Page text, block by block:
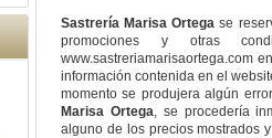
Sastrería Marisa Ortega se
promociones y otras
www.sastreriamarisaortega.com
información contenida en el
momento se produjera algún
Marisa Ortega, se procedería
alguno de los precios mostrados